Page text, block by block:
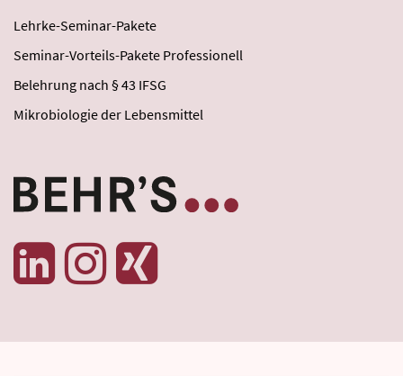
Lehrke-Seminar-Pakete
Seminar-Vorteils-Pakete Professionell
Belehrung nach § 43 IFSG
Mikrobiologie der Lebensmittel